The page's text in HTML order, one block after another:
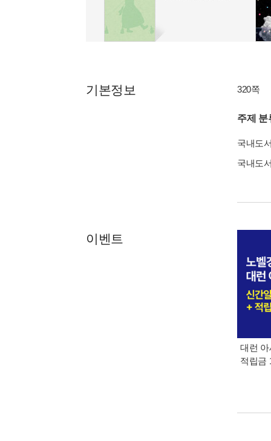
기본정보 320쪽
주제 분
국내도
국내도
이벤트
대런
적립금